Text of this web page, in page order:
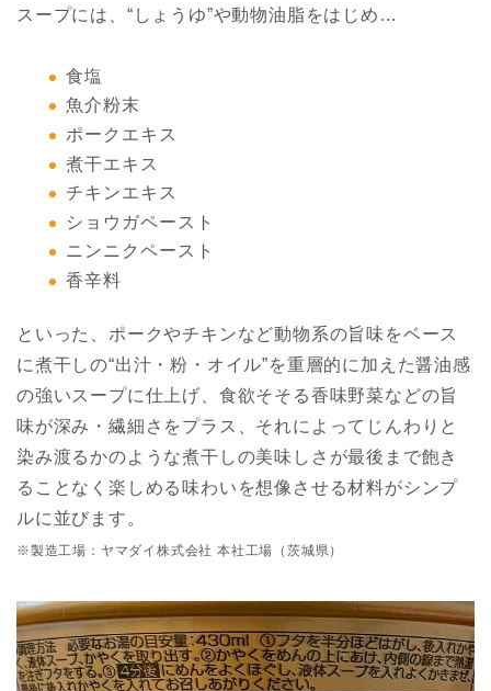
スープには、“しょうゆ”や動物油脂をはじめ…
食塩
魚介粉末
ポークエキス
煮干エキス
チキンエキス
ショウガペースト
ニンニクペースト
香辛料
といった、ポークやチキンなど動物系の旨味をベース
に煮干しの“出汁・粉・オイル”を重層的に加えた醤油感
の強いスープに仕上げ、食欲そそる香味野菜などの旨
味が深み・繊細さをプラス、それによってじんわりと
染み渡るかのような煮干しの美味しさが最後まで飽き
ることなく楽しめる味わいを想像させる材料がシンプ
ルに並びます。
※製造工場：ヤマダイ株式会社 本社工場（茨城県）